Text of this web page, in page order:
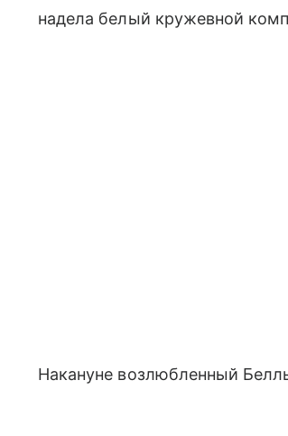
надела белый кружевной
Накануне возлюбленный